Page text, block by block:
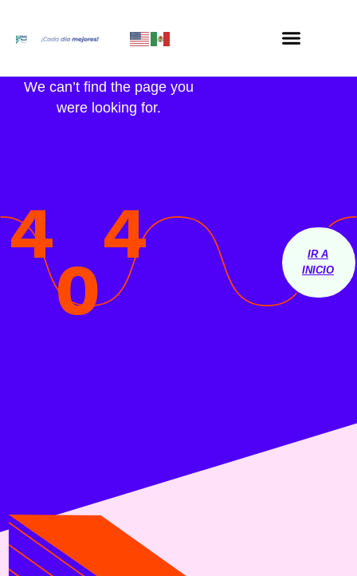
We can’t find the page you
were looking for.
4
0
4
IR A
INICIO